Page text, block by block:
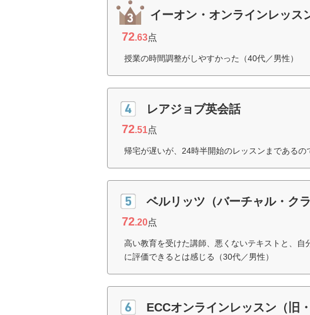
イーオン・オンラインレッス
72.63点
授業の時間調整がしやすかった（40代／男性）
レアジョブ英会話
72.51点
帰宅が遅いが、24時半開始のレッスンまであるの
ベルリッツ（バーチャル・クラ
72.20点
高い教育を受けた講師、悪くないテキストと、自
に評価できるとは感じる（30代／男性）
ECCオンラインレッスン（旧